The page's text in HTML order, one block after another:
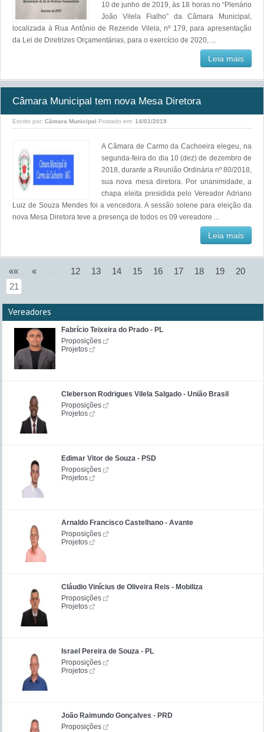
10 de junho de 2019, às 18 horas no “Plenário
João Vilela Fialho” da Câmara Municipal,
localizada à Rua Antônio de Rezende Vilela, nº 179, para apresentação
da Lei de Diretrizes Orçamentárias, para o exercício de 2020, ...
Leia mais
Câmara Municipal tem nova Mesa Diretora
Escrito por: Câmara Municipal Postado em: 14/01/2019
A Câmara de Carmo da Cachoeira elegeu, na
segunda-feira do dia 10 (dez) de dezembro de
2018, durante a Reunião Ordinária nº 80/2018,
sua nova mesa diretora. Por unanimidade, a
chapa eleita presidida pelo Vereador Adriano
Luiz de Souza Mendes foi a vencedora. A sessão solene para eleição da
nova Mesa Diretora teve a presença de todos os 09 vereadore ...
Leia mais
«« « … 12 13 14 15 16 17 18 19
20
21
Vereadores
Fabrício Teixeira do Prado - PL
Proposições
Projetos
Cleberson Rodrigues Vilela Salgado - União Brasil
Proposições
Projetos
Edimar Vitor de Souza - PSD
Proposições
Projetos
Arnaldo Francisco Castelhano - Avante
Proposições
Projetos
Cláudio Vinícius de Oliveira Reis - Mobiliza
Proposições
Projetos
Israel Pereira de Souza - PL
Proposições
Projetos
João Raimundo Gonçalves - PRD
Proposições